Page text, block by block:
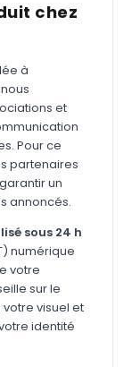
chez
à
et
Pour ce
partenaires
un
annoncés.
sous 24 h
numérique
votre
sur le
visuel et
identité